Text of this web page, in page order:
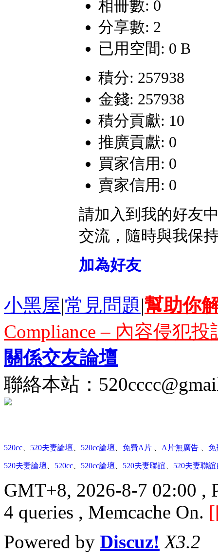
相冊數: 0
分享數: 2
已用空間: 0 B
積分: 257938
金錢: 257938
積分貢獻: 10
推廣貢獻: 0
買家信用: 0
賣家信用: 0
請加入到我的好友
交流，隨時與我保
加為好友
小黑屋|常見問題|幫助你
Compliance – 內容侵犯投
關係交友論壇
聯絡本站：
520cc 520夫妻論壇 520cc論壇 免費A片 A片無廣告 免
520夫妻論壇 520cc 520cc論壇 520夫妻聯誼 520夫妻聯
GMT+8, 2026-8-7 02:00 ,
4 queries , Memcache On.
Powered by Discuz! X3.2